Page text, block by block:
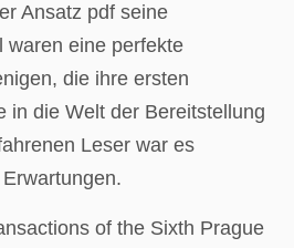
Ansatz pdf seine
waren eine perfekte
die ihre ersten
in die Welt der Bereitstellung
Leser war es
of the Sixth Prague